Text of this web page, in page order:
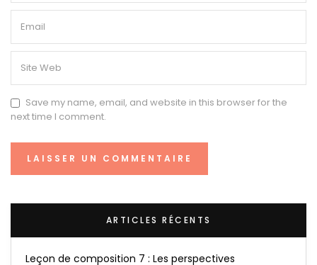
Save my name, email, and website in this browser for the
next time I comment.
ARTICLES RÉCENTS
Leçon de composition 7 : Les perspectives